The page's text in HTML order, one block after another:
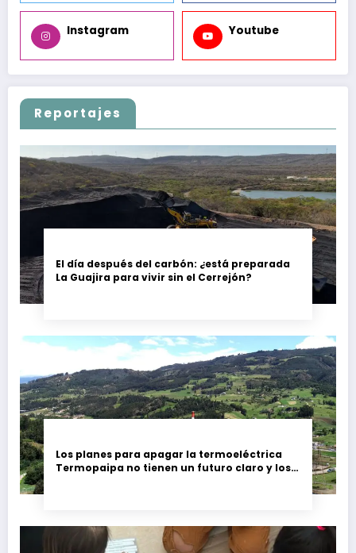
Instagram Youtube
Reportajes
El día después del carbón: ¿está preparada
La Guajira para vivir sin el Cerrejón?
Los planes para apagar la termoeléctrica
Termopaipa no tienen un futuro claro y los